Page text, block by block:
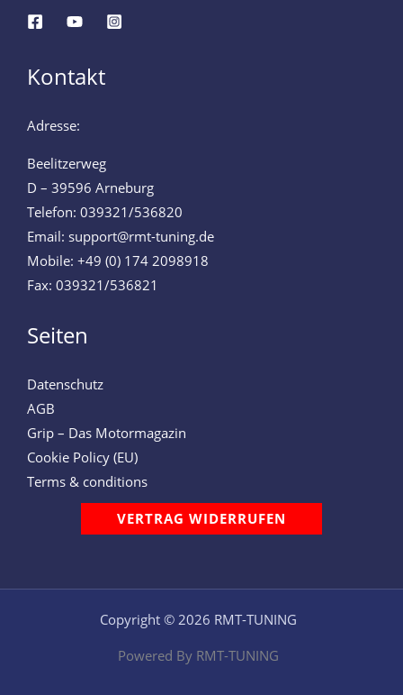
Kontakt
Adresse:
Beelitzerweg
D – 39596 Arneburg
Telefon: 039321/536820
Email: support@rmt-tuning.de
Mobile: +49 (0) 174 2098918
Fax: 039321/536821
Seiten
Datenschutz
AGB
Grip – Das Motormagazin
Cookie Policy (EU)
Terms & conditions
VERTRAG WIDERRUFEN
Copyright © 2026 RMT-TUNING
Powered By RMT-TUNING